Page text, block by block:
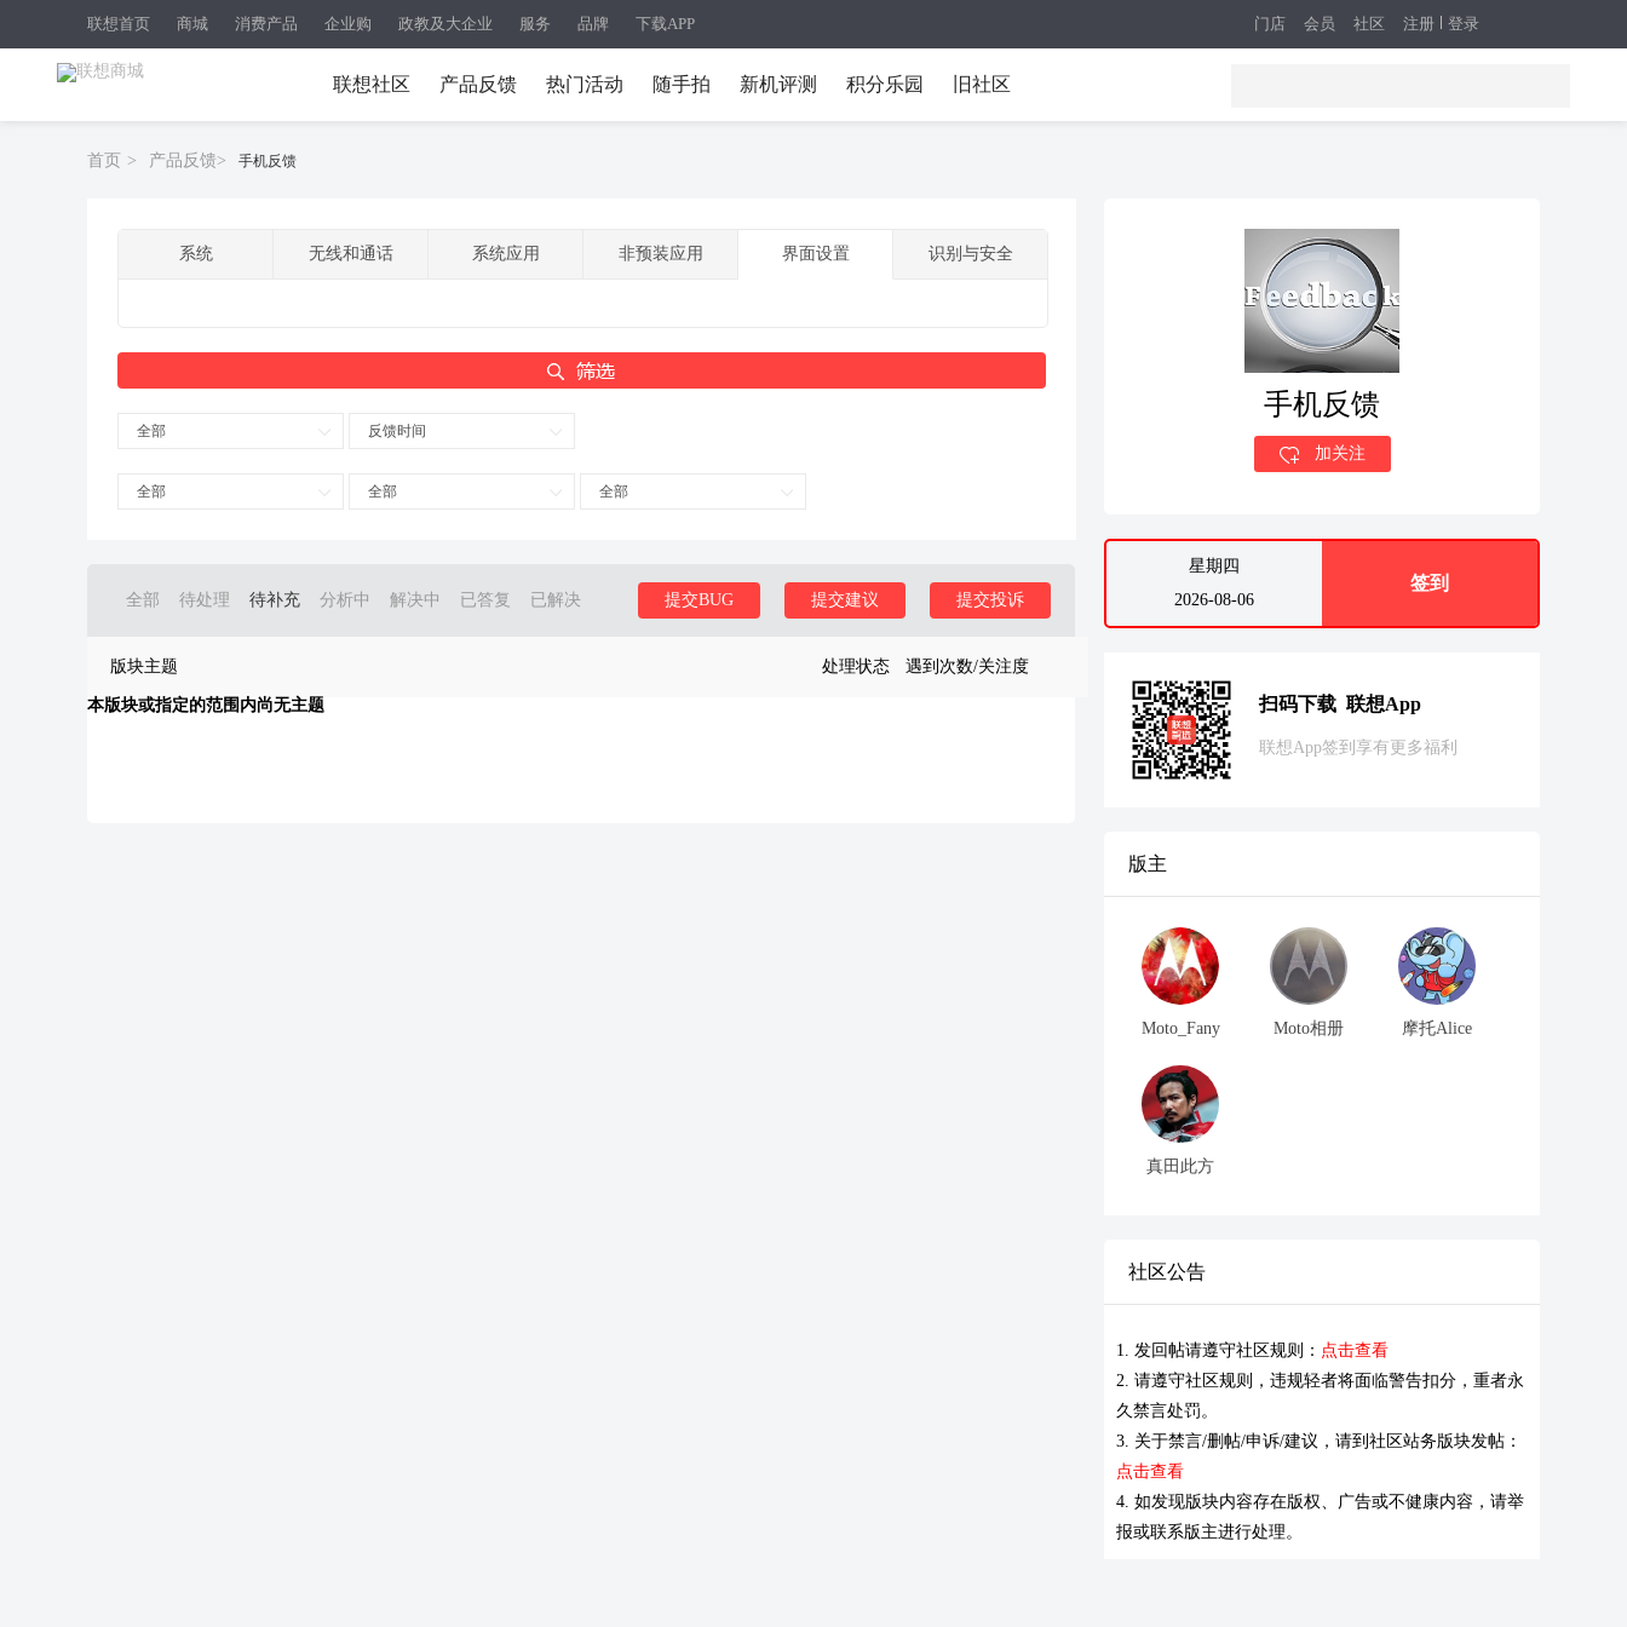
联想首页 商城 消费产品 企业购 政教及大企业 服务 品牌 下载APP 注册 登录
门店 会员 社区
联想社区 产品反馈 热门活动 随手拍 新机评测 积分乐园 旧社区
首页 > 产品反馈> 手机反馈
系统 无线和通话 系统应用 非预装应用 界面设置 识别与安全
全部 反馈时间
全部 全部 全部
全部 待处理 待补充 分析中 解决中 已答复 已解决 提交投诉
提交建议
提交BUG
版块主题 处理状态 遇到次数/关注度
本版块或指定的范围内尚无主题
手机反馈
加关注
星期四
2026-08-06
签到
扫码下载 联想App
联想App签到享有更多福利
版主
Moto_Fany Moto相册 摩托Alice
真田此方
社区公告
1. 发回帖请遵守社区规则： 点击查看
2. 请遵守社区规则，违规轻者将面临警告扣分，重者永
久禁言处罚。
3. 关于禁言/删帖/申诉/建议，请到社区站务版块发帖：
点击查看
4. 如发现版块内容存在版权、广告或不健康内容，请举
报或联系版主进行处理。